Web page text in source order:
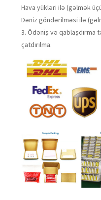
Hava yükləri ilə (gəlmək
Dəniz göndərilməsi ilə
3. Ödəniş və qablaşdırma
çatdırılma.